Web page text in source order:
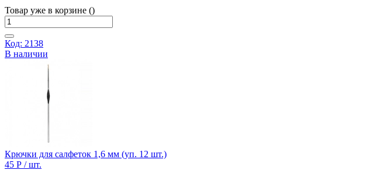
Товар уже в корзине ()
Код: 2138
В наличии
Крючки для салфеток 1,6 мм (уп. 12 шт.)
45 Р / шт.